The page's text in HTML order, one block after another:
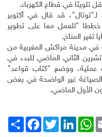
تلويثا في قطاع الكهرباء.
لـ"توتال"، قد قال في أكتوبر
خططا "للعمل معا على تطوير
المناخ.
مدينة مراكش المغربية من
الثاني الماضي للبدء في
عملية، ووضع "كتاب قواعد"
الصياغة غير الواضحة في بعض
الأول الماضي.
انشر
FacebookTwitterLinkedIn
WhatsApp